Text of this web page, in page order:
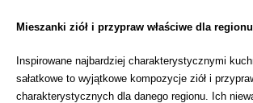
Mieszanki ziół i przypraw właściwe dla regionu
Inspirowane najbardziej charakterystycznymi
sałatkowe to wyjątkowe kompozycje ziół i
charakterystycznych dla danego regionu. Ich